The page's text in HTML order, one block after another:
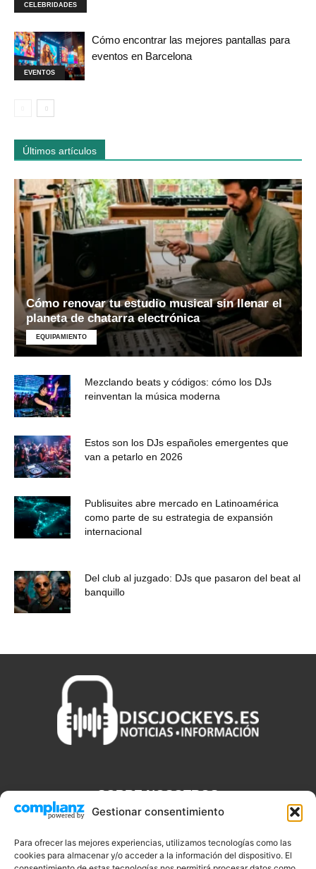
Gestionar consentimiento
Para ofrecer las mejores experiencias, utilizamos tecnologías como las
cookies para almacenar y/o acceder a la información del dispositivo. El
CELEBRIDADES
EVENTOS
Cómo encontrar las mejores pantallas para
eventos en Barcelona
Últimos artículos
Cómo renovar tu estudio musical sin llenar el
planeta de chatarra electrónica
EQUIPAMIENTO
Mezclando beats y códigos: cómo los DJs
reinventan la música moderna
Estos son los DJs españoles emergentes que
van a petarlo en 2026
Publisuites abre mercado en Latinoamérica
como parte de su estrategia de expansión
internacional
Del club al juzgado: DJs que pasaron del beat al
banquillo
SOBRE NOSOTROS
que necesitas saber sobre noticias, novedades, tecnologías y
aplicaciones que te ayudaran a ser un mejor Djs.